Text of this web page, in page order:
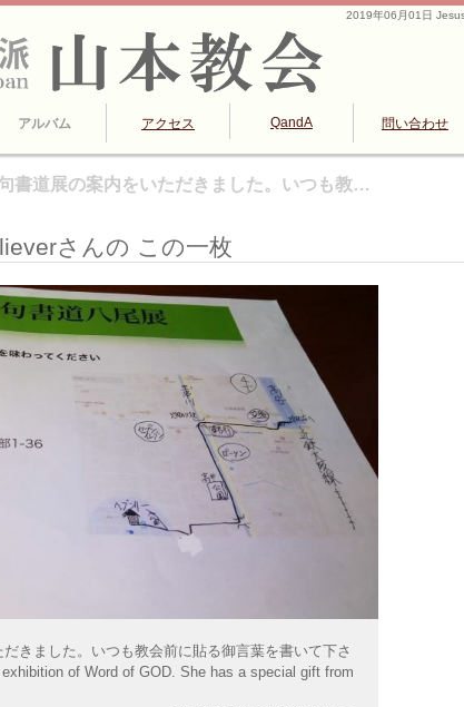
2019年06月01日
アルバム アクセス QandA 問い合わせ
書道展の案内をいただきました。いつも教…
さんの この一枚
だきました。いつも教会前に貼る御言葉を書いて下さ
of Word of GOD. She has a special gift from